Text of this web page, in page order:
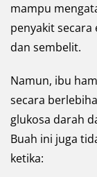
mampu
penyakit secara
dan sembelit.
Namun, ibu
secara
glukosa darah
Buah ini juga
ketika: